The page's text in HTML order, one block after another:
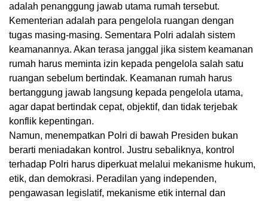
adalah penanggung jawab utama rumah tersebut.
Kementerian adalah para pengelola ruangan dengan
tugas masing-masing. Sementara Polri adalah sistem
keamanannya. Akan terasa janggal jika sistem keamanan
rumah harus meminta izin kepada pengelola salah satu
ruangan sebelum bertindak. Keamanan rumah harus
bertanggung jawab langsung kepada pengelola utama,
agar dapat bertindak cepat, objektif, dan tidak terjebak
konflik kepentingan.
Namun, menempatkan Polri di bawah Presiden bukan
berarti meniadakan kontrol. Justru sebaliknya, kontrol
terhadap Polri harus diperkuat melalui mekanisme hukum,
etik, dan demokrasi. Peradilan yang independen,
pengawasan legislatif, mekanisme etik internal dan